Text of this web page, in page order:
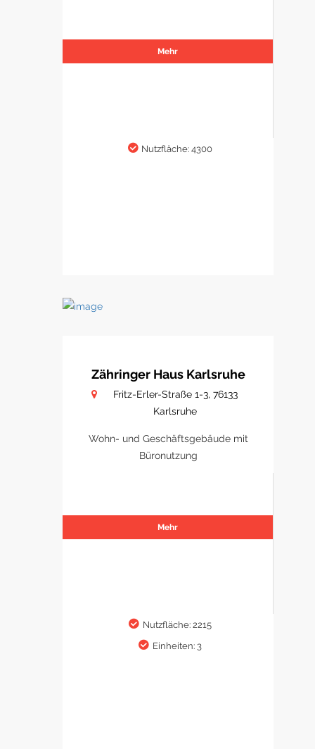
Mehr
Nutzfläche: 4300
Zähringer Haus Karlsruhe
Fritz-Erler-Straße 1-3, 76133
Karlsruhe
Wohn- und Geschäftsgebäude mit
Büronutzung
Mehr
Nutzfläche: 2215
Einheiten: 3